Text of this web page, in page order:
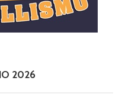
2026